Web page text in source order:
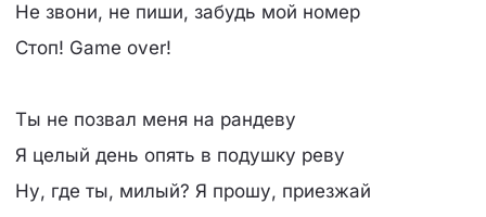
Не звони, не пиши, забудь мой номер
Стоп! Game over!
Ты не позвал меня на рандеву
Я целый день опять в подушку реву
Ну, где ты, милый? Я прошу, приезжай